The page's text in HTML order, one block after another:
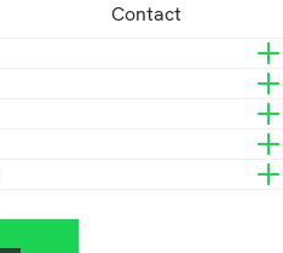
Contact